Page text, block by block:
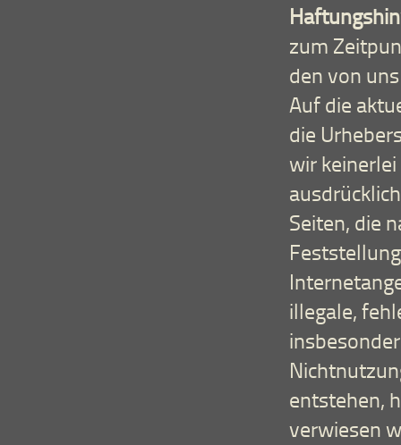
zum
den von
Auf die
die
wir
Seiten, die
illegale,
entstehen,
verwiesen